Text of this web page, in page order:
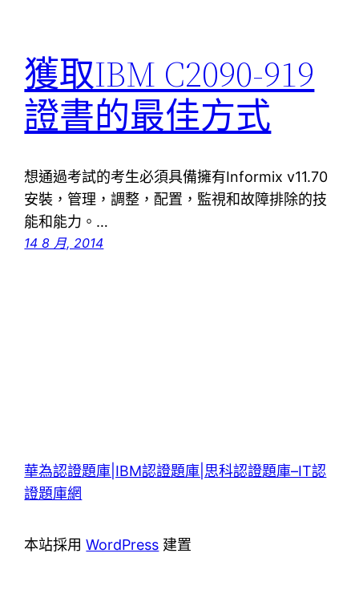
獲取IBM C2090-919
證書的最佳方式
想通過考試的考生必須具備擁有Informix v11.70
安裝，管理，調整，配置，監視和故障排除的技
能和能力。…
14 8 月, 2014
華為認證題庫|IBM認證題庫|思科認證題庫–IT認
證題庫網
本站採用WordPress 建置